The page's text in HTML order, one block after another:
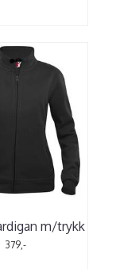
m/trykk
379,-